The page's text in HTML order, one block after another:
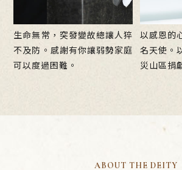
生命無常，突發變故總讓人猝
不及防。感謝有你讓弱勢家庭
可以度過困難。
以感恩的
名天使。
災山區捐
ABOUT THE DEITY